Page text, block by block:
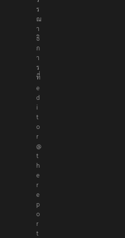
ร
ณ
า
ธิ
ก
า
ร
ที่
e
d
i
t
o
r
@
t
h
e
r
e
p
o
r
t